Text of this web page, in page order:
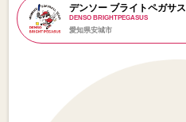
デンソー ブライトペガサス
DENSO BRIGHTPEGASUS
愛知県安城市